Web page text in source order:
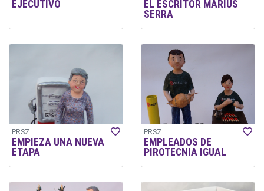
EJECUTIVO
EL ESCRITOR MARIUS
SERRA
PRSZ
EMPIEZA UNA NUEVA
ETAPA
PRSZ
EMPLEADOS DE
PIROTECNIA IGUAL